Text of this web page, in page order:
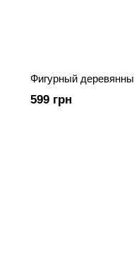
Фигурный
599 грн